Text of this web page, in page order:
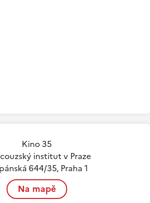
Kino 35
institut v Praze
644/35, Praha 1
Na mapě